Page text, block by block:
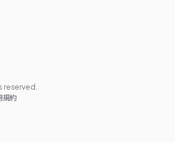
reserved.
規約